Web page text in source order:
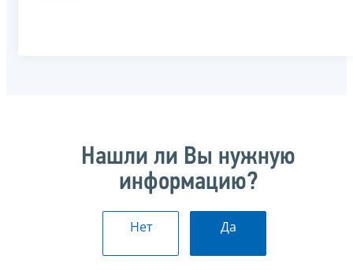
Нашли ли Вы нужную
информацию?
Нет Да